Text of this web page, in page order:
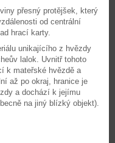
přesný protějšek, který
od centrální
hrací karty.
unikajícího z hvězdy
lalok. Uvnitř tohoto
k mateřské hvězdě a
až po okraj, hranice je
a dochází k jejímu
na jiný blízký objekt).